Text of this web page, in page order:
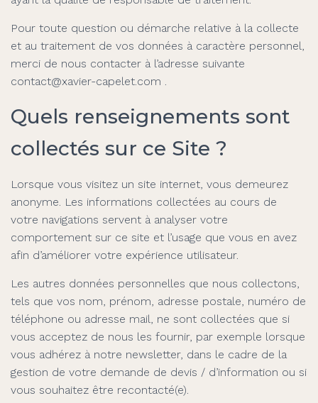
Pour toute question ou démarche relative à la collecte
et au traitement de vos données à caractère personnel,
merci de nous contacter à l’adresse suivante
contact@xavier-capelet.com .
Quels renseignements sont
collectés sur ce Site ?
Lorsque vous visitez un site internet, vous demeurez
anonyme. Les informations collectées au cours de
votre navigations servent à analyser votre
comportement sur ce site et l’usage que vous en avez
afin d’améliorer votre expérience utilisateur.
Les autres données personnelles que nous collectons,
tels que vos nom, prénom, adresse postale, numéro de
téléphone ou adresse mail, ne sont collectées que si
vous acceptez de nous les fournir, par exemple lorsque
vous adhérez à notre newsletter, dans le cadre de la
gestion de votre demande de devis / d’information ou si
vous souhaitez être recontacté(e).